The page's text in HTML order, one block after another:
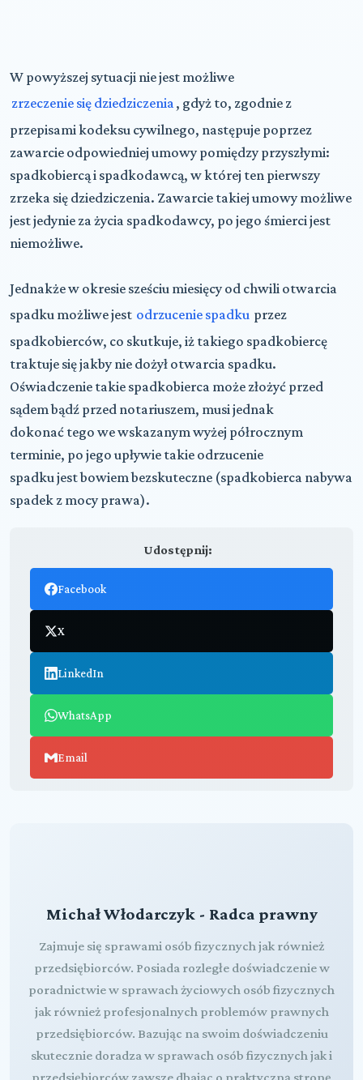
W powyższej sytuacji nie jest możliwe
zrzeczenie się dziedziczenia , gdyż to, zgodnie z
przepisami kodeksu cywilnego, następuje poprzez
zawarcie odpowiedniej umowy pomiędzy przyszłymi:
spadkobiercą i spadkodawcą, w której ten pierwszy
zrzeka się dziedziczenia. Zawarcie takiej umowy możliwe
jest jedynie za życia spadkodawcy, po jego śmierci jest
niemożliwe.
Jednakże w okresie sześciu miesięcy od chwili otwarcia
spadku możliwe jest odrzucenie spadku przez
spadkobierców, co skutkuje, iż takiego spadkobiercę
traktuje się jakby nie dożył otwarcia spadku.
Oświadczenie takie spadkobierca może złożyć przed
sądem bądź przed notariuszem, musi jednak
dokonać tego we wskazanym wyżej półrocznym
terminie, po jego upływie takie odrzucenie
spadku jest bowiem bezskuteczne (spadkobierca nabywa
spadek z mocy prawa).
Udostępnij:
Facebook
X
LinkedIn
WhatsApp
Email
Michał Włodarczyk - Radca prawny
Zajmuje się sprawami osób fizycznych jak również
przedsiębiorców. Posiada rozległe doświadczenie w
poradnictwie w sprawach życiowych osób fizycznych
jak również profesjonalnych problemów prawnych
przedsiębiorców. Bazując na swoim doświadczeniu
skutecznie doradza w sprawach osób fizycznych jak i
przedsiębiorców zawsze dbając o praktyczną stronę